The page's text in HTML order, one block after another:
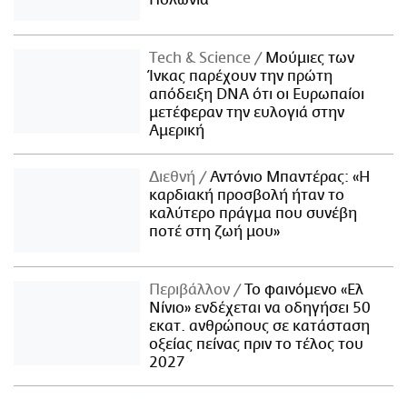
Τech & Science
Μούμιες των
Ίνκας παρέχουν την πρώτη
απόδειξη DNA ότι οι Ευρωπαίοι
μετέφεραν την ευλογιά στην
Αμερική
Διεθνή
Αντόνιο Μπαντέρας: «Η
καρδιακή προσβολή ήταν το
καλύτερο πράγμα που συνέβη
ποτέ στη ζωή μου»
Περιβάλλον
Το φαινόμενο «Ελ
Νίνιο» ενδέχεται να οδηγήσει 50
εκατ. ανθρώπους σε κατάσταση
οξείας πείνας πριν το τέλος του
2027